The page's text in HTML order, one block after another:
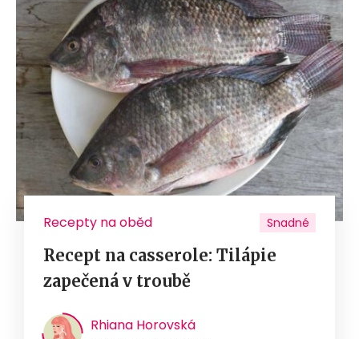
Recepty na oběd Snadné
Recept na casserole: Tilápie
zapečená v troubě
Rhiana Horovská